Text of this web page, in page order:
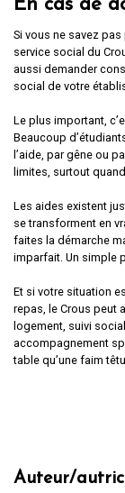
En cas de
Si vous ne savez
service social du
aussi demander
social de votre
Le plus important,
Beaucoup
l’aide, par gêne ou
limites, surtout
Les aides existent
se transforment en
faites la démarche
imparfait. Un simple
Et si votre situation
repas, le Crous peut
logement, suivi
accompagnement
table qu’une faim
Auteur/